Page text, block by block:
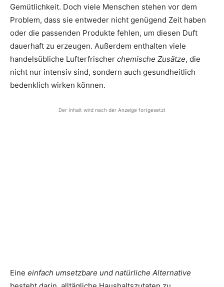
Gemütlichkeit. Doch viele Menschen stehen vor dem
Problem, dass sie entweder nicht genügend Zeit haben
oder die passenden Produkte fehlen, um diesen Duft
dauerhaft zu erzeugen. Außerdem enthalten viele
handelsübliche Lufterfrischer chemische Zusätze, die
nicht nur intensiv sind, sondern auch gesundheitlich
bedenklich wirken können.
Der Inhalt wird nach der Anzeige fortgesetzt
Eine einfach umsetzbare und natürliche Alternative